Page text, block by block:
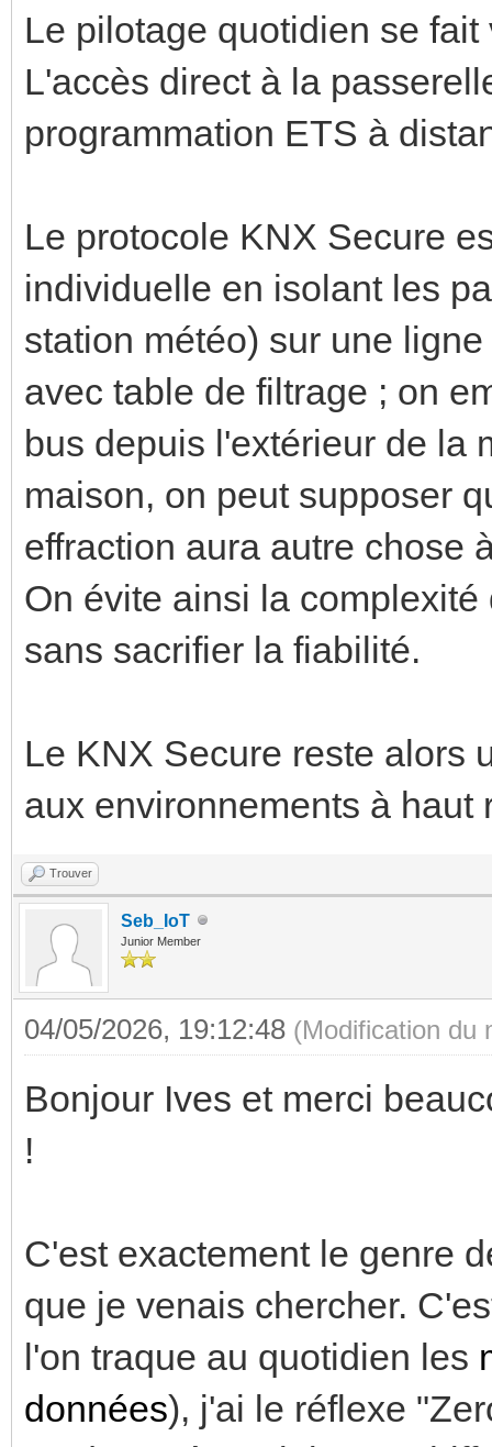
Le pilotage quotidien se
L'accès direct à la
programmation ETS à
Le protocole KNX Secure
individuelle en isolant les
station météo) sur une
avec table de filtrage ; on
bus depuis l'extérieur de la
maison, on peut supposer
effraction aura autre chose
On évite ainsi la
sans sacrifier la fiabilité.
Le KNX Secure reste alors
aux environnements à
Trouver
Seb_IoT
Junior Member
04/05/2026, 19:12:48 (Modification du
Bonjour Ives et merci
!
C'est exactement le genre
que je venais chercher.
l'on traque au quotidien les
données), j'ai le réflexe